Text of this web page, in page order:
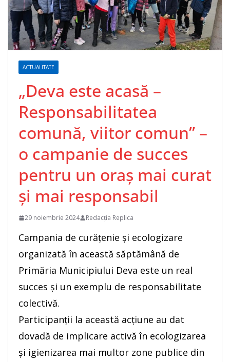
ACTUALITATE
„Deva este acasă –
Responsabilitatea
comună, viitor comun” –
o campanie de succes
pentru un oraș mai curat
și mai responsabil
29 noiembrie 2024 Redacția Replica
Campania de curățenie și ecologizare
organizată în această săptămână de
Primăria Municipiului Deva este un real
succes și un exemplu de responsabilitate
colectivă.
Participanții la această acțiune au dat
dovadă de implicare activă în ecologizarea
și igienizarea mai multor zone publice din